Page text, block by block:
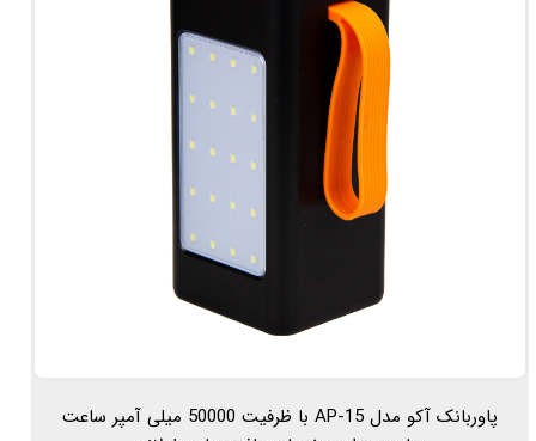
پاوربانک آکو مدل AP-15 با ظرفیت 50000 میلی آمپر ساعت